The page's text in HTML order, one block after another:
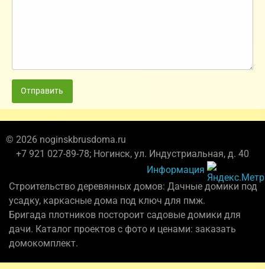
Отправить
© 2026 noginskbrusdoma.ru
+7 921 027-89-78; Ногинск, ул. Индустриальная, д. 40
Информация
Строительство деревянных домов: Дачные домики под
усадку, каркасные дома под ключ для пмж.
Бригада плотников постороит садовые домики для
дачи. Каталог проектов с фото и ценами: заказать
домокомплект.